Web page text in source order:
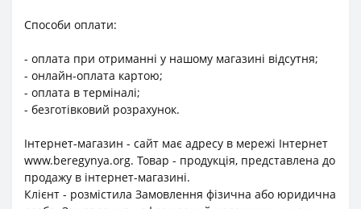
Способи оплати:
- оплата при отриманні у нашому магазині відсутня;
- онлайн-оплата картою;
- оплата в терміналі;
- безготівковий розрахунок.
Інтернет-магазин - сайт має адресу в мережі Інтернет
www.beregynya.org. Товар - продукція, представлена до
продажу в інтернет-магазині.
Клієнт - розмістила Замовлення фізична або юридична